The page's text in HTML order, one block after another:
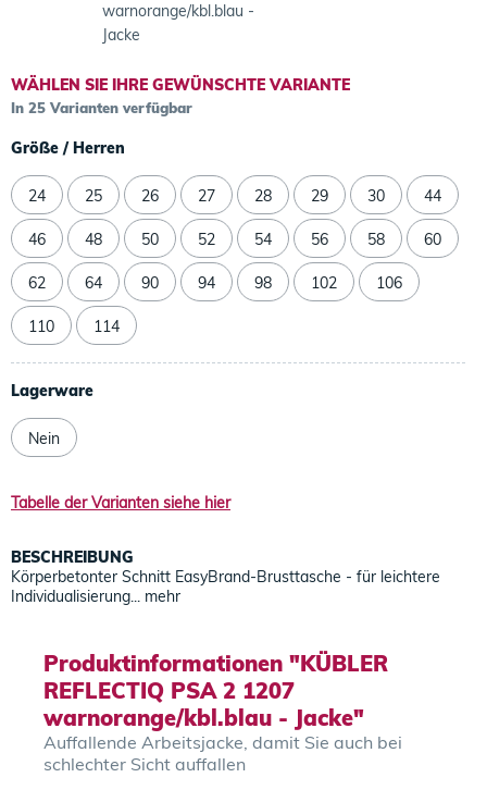
warnorange/kbl.blau -
Jacke
WÄHLEN SIE IHRE GEWÜNSCHTE VARIANTE
In 25 Varianten verfügbar
Größe / Herren
24 25 26 27 28 29 30 44
46 48 50 52 54 56 58 60
62 64 90 94 98 102 106
110 114
Lagerware
Nein
Tabelle der Varianten siehe hier
BESCHREIBUNG
Körperbetonter Schnitt EasyBrand-Brusttasche - für leichtere
Individualisierung... mehr
Produktinformationen "KÜBLER
REFLECTIQ PSA 2 1207
warnorange/kbl.blau - Jacke"
Auffallende Arbeitsjacke, damit Sie auch bei
schlechter Sicht auffallen